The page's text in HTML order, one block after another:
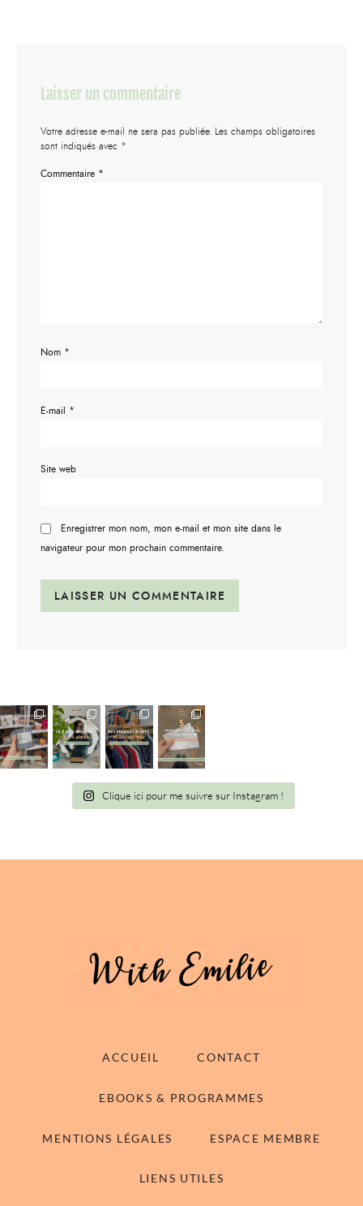
Laisser un commentaire
Votre adresse e-mail ne sera pas publiée. Les champs obligatoires
sont indiqués avec *
Commentaire *
Nom *
E-mail *
Site web
Enregistrer mon nom, mon e-mail et mon site dans le
navigateur pour mon prochain commentaire.
Clique ici pour me suivre sur Instagram !
ACCUEIL CONTACT
EBOOKS & PROGRAMMES
MENTIONS LÉGALES ESPACE MEMBRE
LIENS UTILES